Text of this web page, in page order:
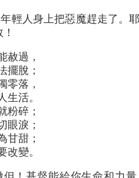
輕人身上把惡魔趕走了。
赦過，
擺脫；
零落，
活。
粉碎；
眼淚；
甘甜；
變。